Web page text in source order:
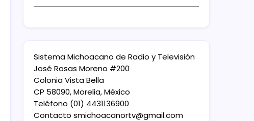
Sistema Michoacano de Radio y Televisión
José Rosas Moreno #200
Colonia Vista Bella
CP 58090, Morelia, México
Teléfono (01) 4431136900
Contacto smichoacanortv@gmail.com